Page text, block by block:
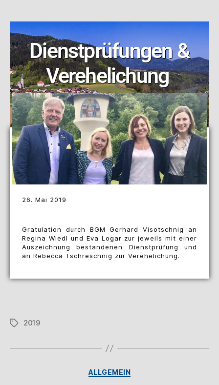
Dienstprüfungen &
Verehelichung
26. Mai 2019
Gratulation durch BGM Gerhard Visotschnig an
Regina Wiedl und Eva Logar zur jeweils mit einer
Auszeichnung bestandenen Dienstprüfung und
an Rebecca Tschreschnig zur Verehelichung.
2019
ALLGEMEIN